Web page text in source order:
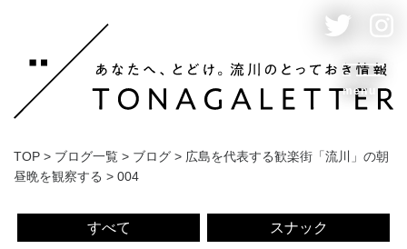
menu
TOP > ブログ一覧 > ブログ > 広島を代表する歓楽街「流川」の朝
昼晩を観察する > 004
すべて スナック